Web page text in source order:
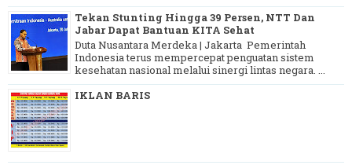
Tekan Stunting Hingga 39 Persen, NTT Dan
Jabar Dapat Bantuan KITA Sehat
Duta Nusantara Merdeka | Jakarta Pemerintah
Indonesia terus mempercepat penguatan sistem
kesehatan nasional melalui sinergi lintas negara. ...
IKLAN BARIS